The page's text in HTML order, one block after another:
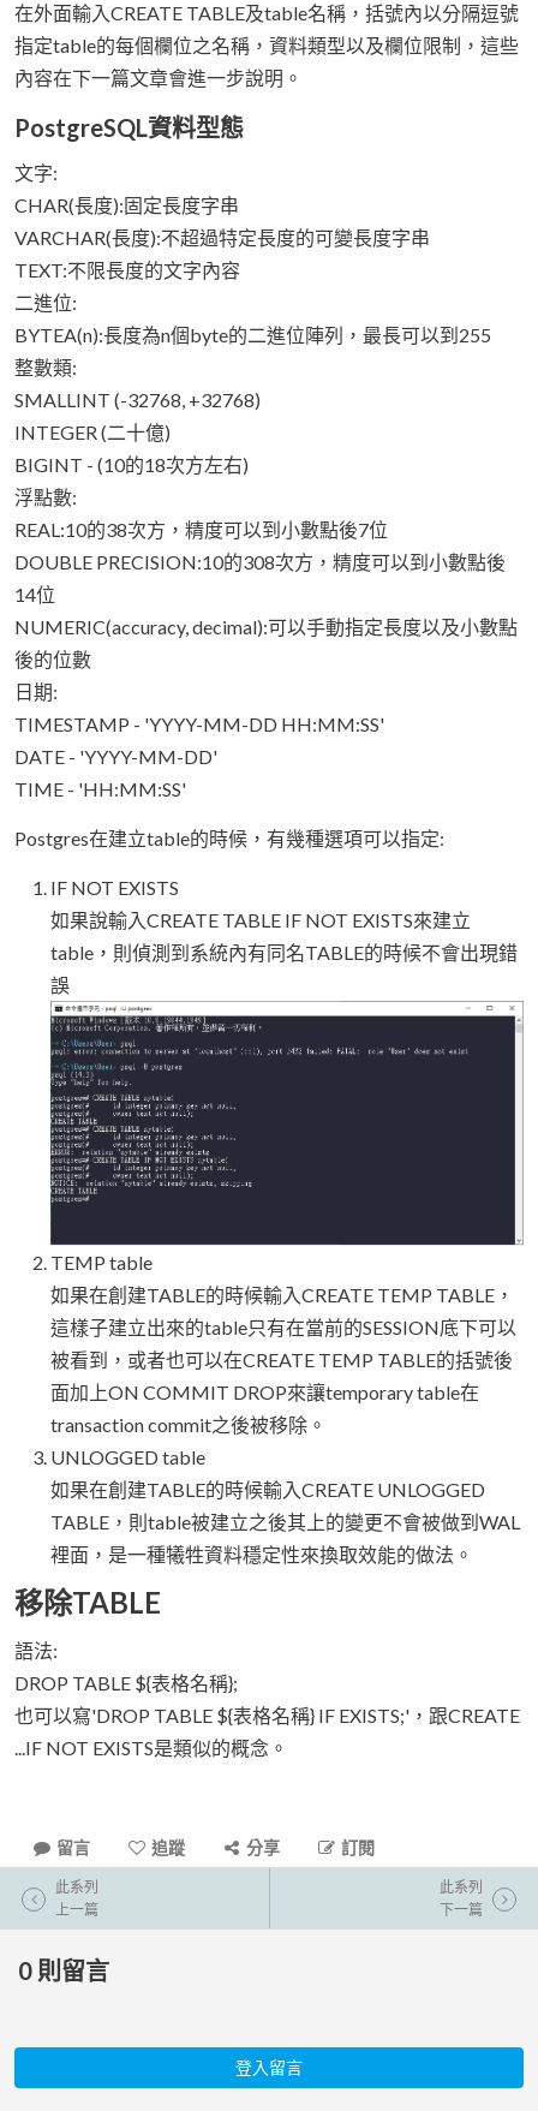
在外面輸入CREATE TABLE及table名稱，括號內以分隔逗號
指定table的每個欄位之名稱，資料類型以及欄位限制，這些
內容在下一篇文章會進一步說明。
PostgreSQL資料型態
文字:
CHAR(長度):固定長度字串
VARCHAR(長度):不超過特定長度的可變長度字串
TEXT:不限長度的文字內容
二進位:
BYTEA(n):長度為n個byte的二進位陣列，最長可以到255
整數類:
SMALLINT (-32768, +32768)
INTEGER (二十億)
BIGINT - (10的18次方左右)
浮點數:
REAL:10的38次方，精度可以到小數點後7位
DOUBLE PRECISION:10的308次方，精度可以到小數點後
14位
NUMERIC(accuracy, decimal):可以手動指定長度以及小數點
後的位數
日期:
TIMESTAMP - 'YYYY-MM-DD HH:MM:SS'
DATE - 'YYYY-MM-DD'
TIME - 'HH:MM:SS'
Postgres在建立table的時候，有幾種選項可以指定:
IF NOT EXISTS
如果說輸入CREATE TABLE IF NOT EXISTS來建立
table，則偵測到系統內有同名TABLE的時候不會出現錯
誤
TEMP table
如果在創建TABLE的時候輸入CREATE TEMP TABLE，
這樣子建立出來的table只有在當前的SESSION底下可以
被看到，或者也可以在CREATE TEMP TABLE的括號後
面加上ON COMMIT DROP來讓temporary table在
transaction commit之後被移除。
UNLOGGED table
如果在創建TABLE的時候輸入CREATE UNLOGGED
TABLE，則table被建立之後其上的變更不會被做到WAL
裡面，是一種犧牲資料穩定性來換取效能的做法。
移除TABLE
語法:
DROP TABLE ${表格名稱};
也可以寫'DROP TABLE ${表格名稱} IF EXISTS;'，跟CREATE
...IF NOT EXISTS是類似的概念。
留言 追蹤 分享 訂閱
此系列
上一篇
此系列
下一篇
0 則留言
登入留言